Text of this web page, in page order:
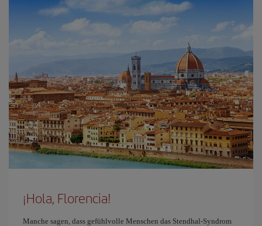
¡Hola, Florencia!
Manche sagen, dass gefühlvolle Menschen das Stendhal-Syndrom